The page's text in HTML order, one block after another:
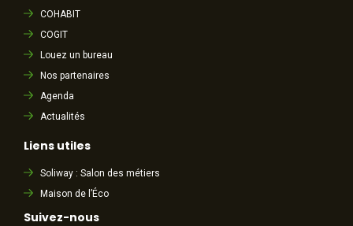
COHABIT
COGIT
Louez un bureau
Nos partenaires
Agenda
Actualités
Liens utiles
Soliway : Salon des métiers
Maison de l’Éco
Suivez-nous